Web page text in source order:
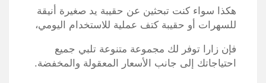
هكذا سواء كنت تبحثين عن حقيبة يد صغيرة أنيقة
للسهرات أو حقيبة كتف عملية للاستخدام اليومي،
فإن زارا توفر لك مجموعة متنوعة تلبي جميع
احتياجاتك إلى جانب الأسعار المعقولة والمخفضة.